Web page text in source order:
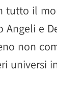
tutto il
Angeli e
non
universi